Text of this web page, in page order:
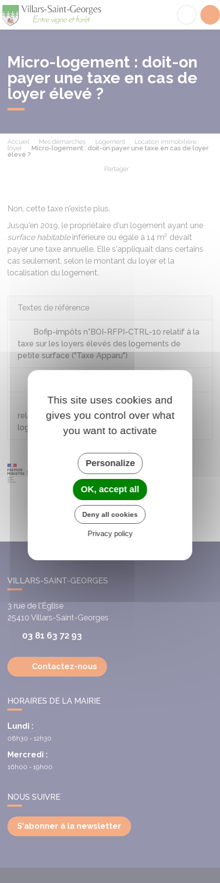
Micro-logement : doit-on
payer une taxe en cas de
loyer élevé ?
Accueil Mes démarches Logement
Location immobilière :
loyer
Micro-logement : doit-on payer une taxe en cas de loyer
élevé ?
Partager
Non, cette taxe n'existe plus.
Jusqu'en 2019, le propriétaire d'un logement ayant une
surface habitableinférieure ou égale à 14 m² devait
payer une taxe annuelle. Elle s'appliquait dans certains
cas seulement, selon le montant du loyer et la
localisation du logement.
Textes de référence
Bofip-impôts n°BOI-RFPI-CTRL-10 relatif à la
taxe sur les loyers élevés des logements de
petite surface ("Taxe Apparu")
Décret n°2011-2060 du 30 décembre 2011
relatif à la taxe sur les loyers élevés des
logements de petite surface
VILLARS-SAINT-GEORGES
3 rue de l'Église
25410 Villars-Saint-Georges
03 81 63 72 93
Contactez-nous
HORAIRES DE LA MAIRIE
Lundi :
08h30 - 12h30
Mercredi :
16h00 - 19h00
NOUS SUIVRE
S'abonner à la newsletter
This site uses cookies and
gives you control over what
you want to activate
Personalize
OK, accept all
Deny all cookies
Privacy policy